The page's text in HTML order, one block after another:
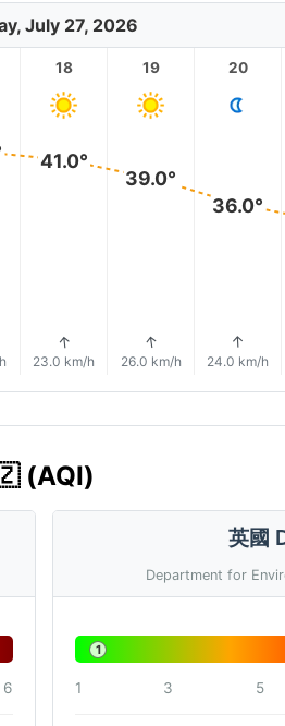
July 27, 2026
18
41.0°
↑
23.0 km/h
19
39.0°
↑
26.0 km/h
20
36.0°
↑
24.0 km/h
(AQI)
6
英國
Department for
1
1 3 5